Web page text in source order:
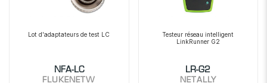
Lot d'adaptateurs de test LC
NFA-LC
FLUKENETW
Testeur réseau intelligent
LinkRunner G2
LR-G2
NETALLY